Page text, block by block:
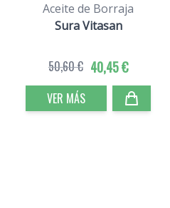
Aceite de Borraja
Sura Vitasan
40,45 €
50,60 €
VER MÁS